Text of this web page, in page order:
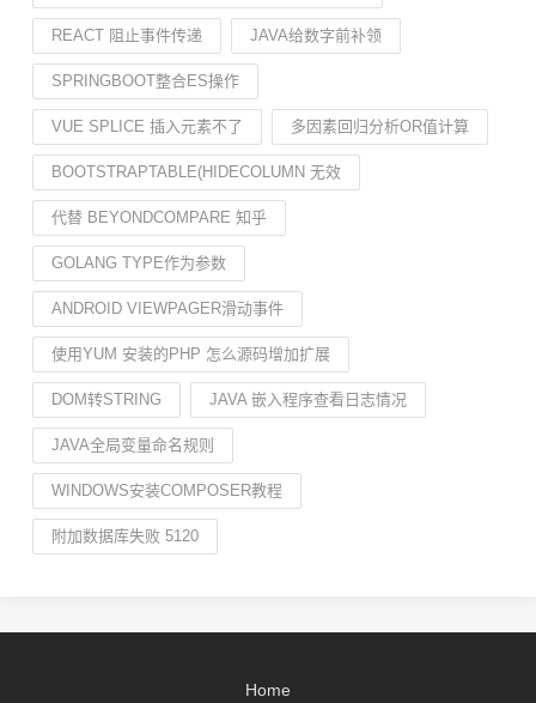
REACT 阻止事件传递 JAVA给数字前补领
SPRINGBOOT整合ES操作
VUE SPLICE 插入元素不了 多因素回归分析OR值计算
BOOTSTRAPTABLE(HIDECOLUMN 无效
代替 BEYONDCOMPARE 知乎
GOLANG TYPE作为参数
ANDROID VIEWPAGER滑动事件
使用YUM 安装的PHP 怎么源码增加扩展
DOM转STRING JAVA 嵌入程序查看日志情况
JAVA全局变量命名规则
WINDOWS安装COMPOSER教程
附加数据库失败 5120
Home